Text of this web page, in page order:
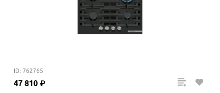
ID: 762765
47 810 ₽